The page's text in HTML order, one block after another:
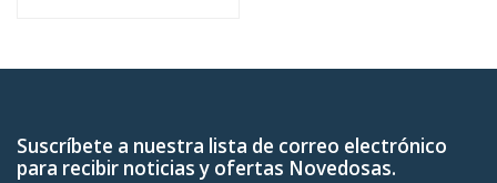
Suscríbete a nuestra lista de correo electrónico
para recibir noticias y ofertas Novedosas.